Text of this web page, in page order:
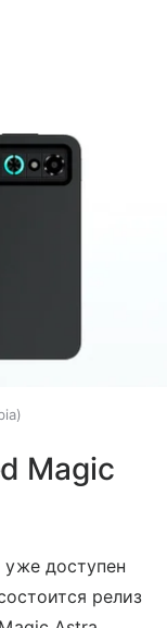
Magic
доступен
релиз